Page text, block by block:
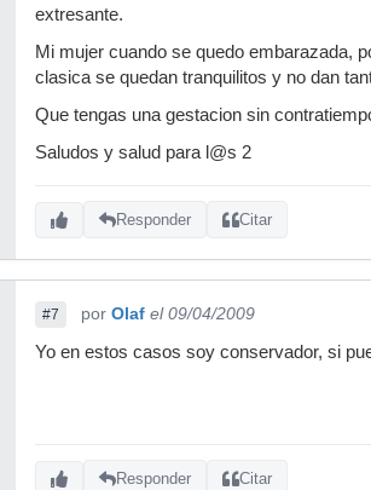
extresante.
Mi mujer cuando se quedo embarazada,
clasica se quedan tranquilitos y no dan
Que tengas una gestacion sin
Saludos y salud para l@s 2
Responder Citar
#7 por Olaf el 09/04/2009
Yo en estos casos soy conservador, si
Responder Citar